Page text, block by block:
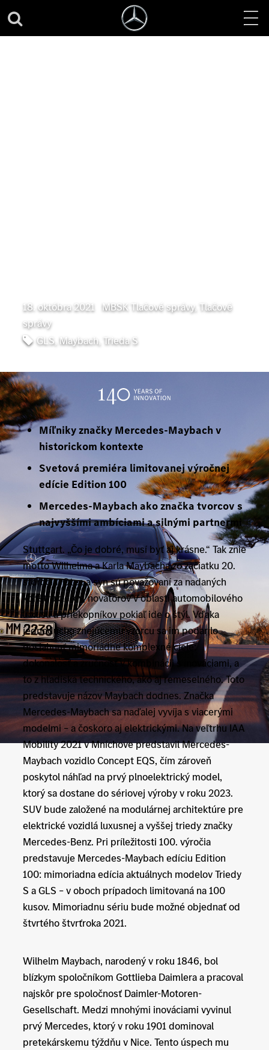
18. októbra 2021 MBSK Tlačové správy, Tlačové
správy
GLS,Maybach, Trieda S
Míľniky značky Mercedes-Maybach v
historickom kontexte
Svetová premiéra limitovanej výročnej
edície Edition 100
Mercedes-Maybach ako značka tvorcov s
najvyššími ambíciami a silnými partnermi
Stuttgart. „Čo je dobré, musí byť aj krásne.“ Tak znie
motto Wilhelma a Karla Maybacha zo začiatku 20.
storočia. Otec a syn sú považovaní za nadaných
konštruktérov, novátorov v oblasti automobilového
luxusu a priekopníkov pokiaľ ide o štýl. Vďaka
jednoducho znejúcemu vzorcu sa im podarilo
dosiahnuť mimoriadne komplexné ciele:
dokonalosť a zručnosť v kombinácii s inováciami, a
to z hľadiska technického, ako aj remeselného. Toto
predstavuje názov Maybach dodnes. Značka
Mercedes-Maybach sa naďalej vyvíja s viacerými
modelmi – a čoskoro aj elektrickými. Na veľtrhu IAA
Mobility 2021 v Mníchove predstavil Mercedes-
Maybach vozidlo Concept EQS, čím zároveň
poskytol náhľad na prvý plnoelektrický model,
ktorý sa dostane do sériovej výroby v roku 2023.
SUV bude založené na modulárnej architektúre pre
elektrické vozidlá luxusnej a vyššej triedy značky
Mercedes-Benz. Pri príležitosti 100. výročia
predstavuje Mercedes-Maybach edíciu Edition
100: mimoriadna edícia aktuálnych modelov Triedy
S a GLS – v oboch prípadoch limitovaná na 100
kusov. Mimoriadnu sériu bude možné objednať od
štvrtého štvrťroka 2021.
Wilhelm Maybach, narodený v roku 1846, bol
blízkym spoločníkom Gottlieba Daimlera a pracoval
najskôr pre spoločnosť Daimler-Motoren-
Gesellschaft. Medzi mnohými inováciami vyvinul
prvý Mercedes, ktorý v roku 1901 dominoval
pretekárskemu týždňu v Nice. Tento úspech mu